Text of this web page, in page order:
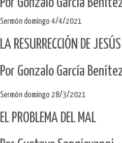
Por Gonzalo García
Sermón domingo 4/4/2021
LA RESURRECCIÓN DE
Por Gonzalo García
Sermón domingo 28/3/2021
EL PROBLEMA DEL MAL